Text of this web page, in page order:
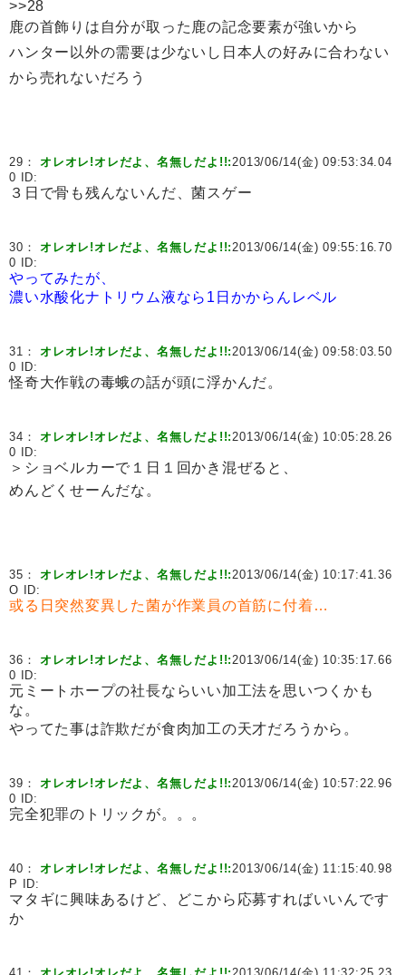
>>28
鹿の首飾りは自分が取った鹿の記念要素が強いから
ハンター以外の需要は少ないし日本人の好みに合わない
から売れないだろう
29：オレオレ!オレだよ、名無しだよ!!:2013/06/14(金) 09:53:34.04
0 ID:
３日で骨も残んないんだ、菌スゲー
30：オレオレ!オレだよ、名無しだよ!!:2013/06/14(金) 09:55:16.70
0 ID:
やってみたが、
濃い水酸化ナトリウム液なら1日かからんレベル
31：オレオレ!オレだよ、名無しだよ!!:2013/06/14(金) 09:58:03.50
0 ID:
怪奇大作戦の毒蛾の話が頭に浮かんだ。
34：オレオレ!オレだよ、名無しだよ!!:2013/06/14(金) 10:05:28.26
0 ID:
＞ショベルカーで１日１回かき混ぜると、
めんどくせーんだな。
35：オレオレ!オレだよ、名無しだよ!!:2013/06/14(金) 10:17:41.36
O ID:
或る日突然変異した菌が作業員の首筋に付着…
36：オレオレ!オレだよ、名無しだよ!!:2013/06/14(金) 10:35:17.66
0 ID:
元ミートホープの社長ならいい加工法を思いつくかも
な。
やってた事は詐欺だが食肉加工の天才だろうから。
39：オレオレ!オレだよ、名無しだよ!!:2013/06/14(金) 10:57:22.96
0 ID:
完全犯罪のトリックが。。。
40：オレオレ!オレだよ、名無しだよ!!:2013/06/14(金) 11:15:40.98
P ID:
マタギに興味あるけど、どこから応募すればいいんです
か